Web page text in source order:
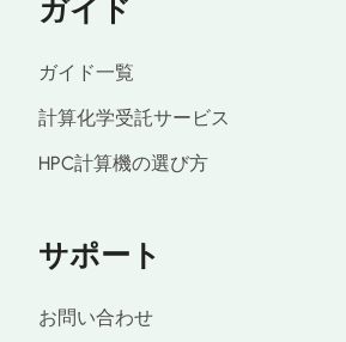
ガイド
ガイド一覧
計算化学受託サービス
HPC計算機の選び方
サポート
お問い合わせ